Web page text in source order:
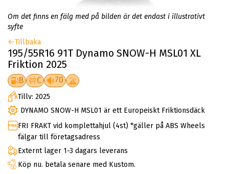
Om det finns en fälg med på bilden är det endast i illustrativt
syfte
Tillbaka
195/55R16 91T Dynamo SNOW-H MSL01 XL
Friktion 2025
B C 70
Tillv: 2025
DYNAMO SNOW-H MSL01 är ett Europeiskt Friktionsdäck
FRI FRAKT vid komplettahjul (4st) *gäller på ABS Wheels
fälgar till företagsadress
Externt lager 1-3 dagars leverans
Köp nu. betala senare med Kustom.